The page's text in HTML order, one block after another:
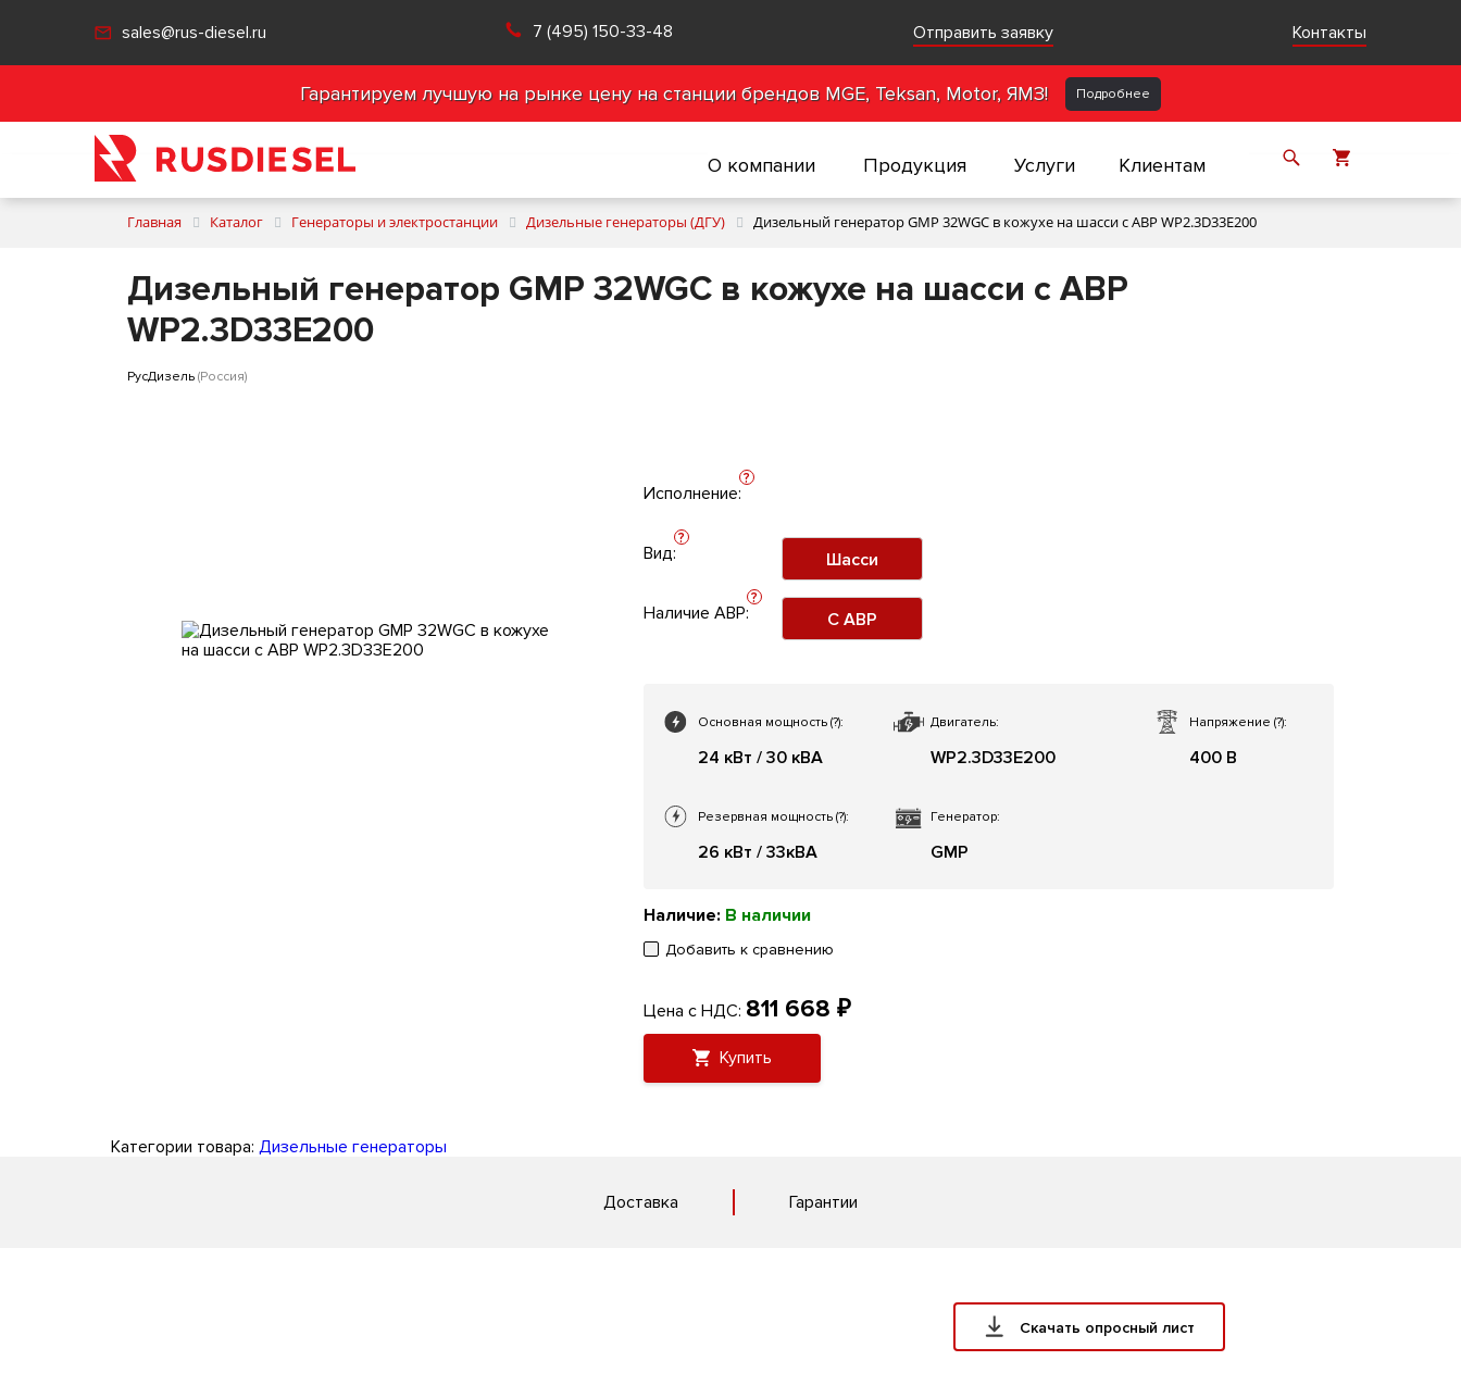
sales@rus-diesel.ru 7 (495) 150-33-48 Отправить заявку Контакты
Гарантируем лучшую на рынке цену на станции брендов MGE, Teksan, Motor, ЯМЗ! Подробнее
О компании Продукция Услуги Клиентам
Главная Каталог Генераторы и электростанции Дизельные генераторы (ДГУ) Дизельный генератор GMP 32WGC в кожухе на шасси с АВР WP2.3D33E200
Дизельный генератор GMP 32WGC в кожухе на шасси с АВР
WP2.3D33E200
РусДизель (Россия)
Исполнение:
?
Вид:
?
Шасси
Наличие АВР:
?
С АВР
Основная мощность (?):
24 кВт / 30 кВА
Двигатель:
WP2.3D33E200
Напряжение(?):
400 В
Резервная мощность (?):
26 кВт / 33кВА
Генератор:
GMP
Наличие: В наличии
Добавить к сравнению
Цена с НДС: 811 668 ₽
Купить
Категории товара: Дизельные генераторы
Доставка Гарантии
Скачать опросный лист